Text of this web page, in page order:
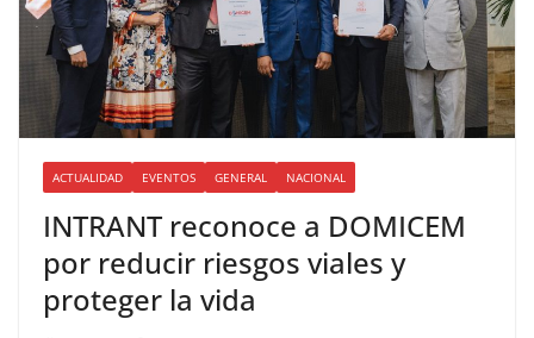
ACTUALIDAD EVENTOS GENERAL NACIONAL
INTRANT reconoce a DOMICEM
por reducir riesgos viales y
proteger la vida